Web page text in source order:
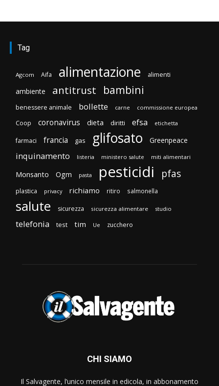
Tag
Agcom Aifa alimentazione alimenti
ambiente antitrust bambini
benessere animale bollette carne commissione europea
Coop coronavirus dieta diritti efsa etichetta
farmaci francia gas glifosato Greenpeace
inquinamento listeria ministero salute miti alimentari
Monsanto Ogm pasta pesticidi pfas
plastica privacy richiamo ritiro salmonella
salute sicurezza sicurezza alimentare studio
telefonia test tim Ue zucchero
CHI SIAMO
Il Salvagente, l’unico mensile in edicola, in abbonamento